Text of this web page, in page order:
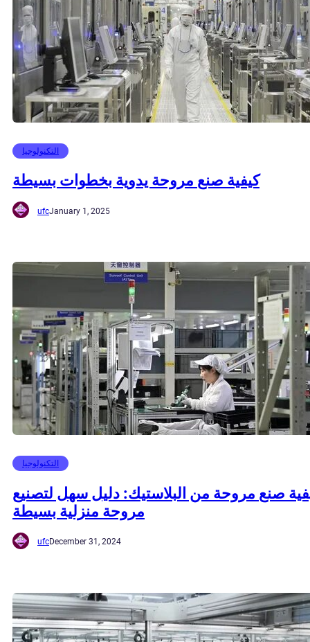
التكنولوجيا
كيفية صنع مروحة يدوية بخطوات بسيطة
ufcJanuary 1, 2025
التكنولوجيا
صنع مروحة من البلاستيك: دليل سهل لتصنيع
مروحة منزلية بسيطة
ufcDecember 31, 2024